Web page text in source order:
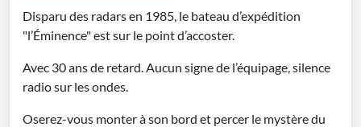
Disparu des radars en 1985, le bateau d’expédition
"l’Éminence" est sur le point d’accoster.
Avec 30 ans de retard. Aucun signe de l’équipage, silence
radio sur les ondes.
Oserez-vous monter à son bord et percer le mystère du